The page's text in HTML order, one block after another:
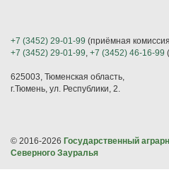
+7 (3452) 29-01-99 (приёмная
+7 (3452) 29-01-99, +7 (3452) 46-16-99
625003, Тюменская область,
г.Тюмень, ул. Республики, 2.
© 2016-2026 Государственный
Северного Зауралья